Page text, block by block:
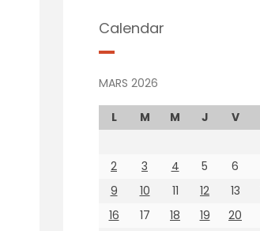
Calendar
MARS 2026
L M M J V
2
3 4 5 6
9
10 11 12 13
16
17 18 19 20